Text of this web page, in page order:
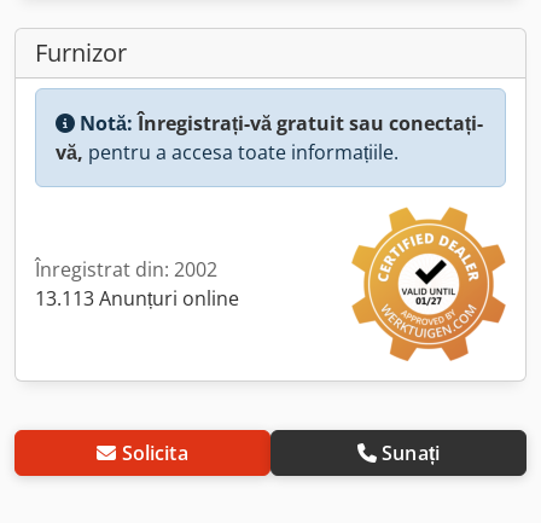
Furnizor
Notă:Înregistrați-vă gratuit sau conectați-
vă, pentru a accesa toate informațiile.
Înregistrat din: 2002
13.113 Anunțuri online
Solicita Sunați